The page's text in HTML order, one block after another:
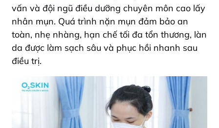
vấn và đội ngũ điều dưỡng chuyên môn cao lấy
nhân mụn. Quá trình nặn mụn đảm bảo an
toàn, nhẹ nhàng, hạn chế tối đa tổn thương, làn
da được làm sạch sâu và phục hồi nhanh sau
điều trị.